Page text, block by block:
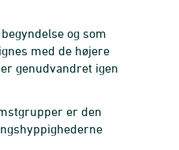
og som
med de højere
genudvandret igen
er den